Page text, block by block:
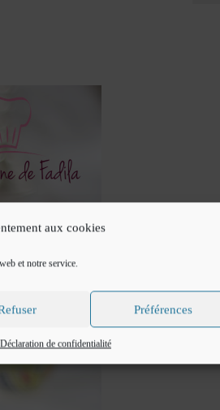
aux cookies
et notre service.
Préférences
Déclaration de confidentialité